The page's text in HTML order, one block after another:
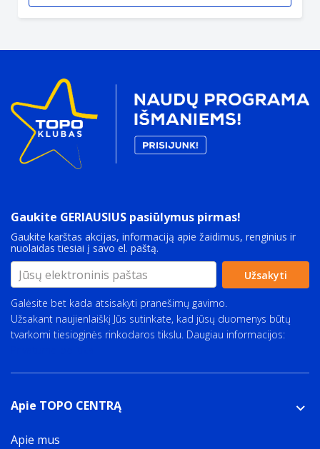
Gaukite GERIAUSIUS pasiūlymus pirmas!
Gaukite karštas akcijas, informaciją apie žaidimus, renginius ir
nuolaidas tiesiai į savo el. paštą.
Užsakyti
Galėsite bet kada atsisakyti pranešimų gavimo.
Užsakant naujienlaiškį Jūs sutinkate, kad jūsų duomenys būtų
tvarkomi tiesioginės rinkodaros tikslu. Daugiau informacijos:
Apie TOPO CENTRĄ
Apie mus